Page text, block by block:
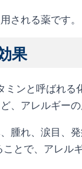
される薬です。
果
ンと呼ばれ
、アレルギー
腫れ、涙目、
とで、アレル